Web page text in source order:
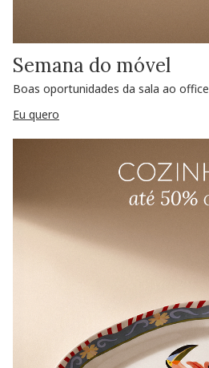
Semana do móvel
Boas oportunidades da sala ao office
Eu quero